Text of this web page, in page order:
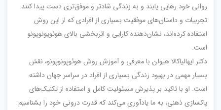
روانی خود رهایی یابند و به زندگی شادتر و موفق‌تری دست پیدا کنند.
تجربیات و داستان‌های موفقیت بسیاری از افرادی که از این روش
استفاده کرده‌اند، نشان‌دهنده کارایی و اثربخشی بالای هوئوپونوپونو
است.
دکتر ایهالیاکالا هیولن با معرفی و آموزش روش هوئوپونوپونو، نقش
بسیار مهمی در بهبود زندگی بسیاری از افراد در سراسر جهان داشته
است. او با تاکید بر پذیرش مسئولیت کامل و استفاده از تکنیک‌های
پاکسازی ذهنی، به ما یادآوری می‌کند که قدرت درونی خود را بشناسیم